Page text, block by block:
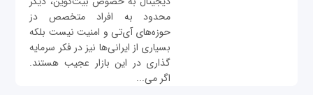
محدود به افراد متخصص دز
حوزه‌های آی‌تی و امنیت نیست بلکه
بسیاری از ایرانی‌ها نیز در فکر سرمایه
گذاری در این بازار عجیب هستند.
اگر می‌...